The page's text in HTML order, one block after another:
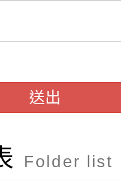
」
年金融知
府政風處
綠能透明
學年度全
點」及修
115年度
』實施計
(第11招)】
期第7次代
(第3招)】
送出
Folder list